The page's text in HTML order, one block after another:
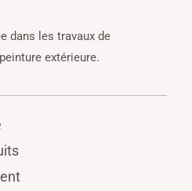
dans les travaux de
extérieure.